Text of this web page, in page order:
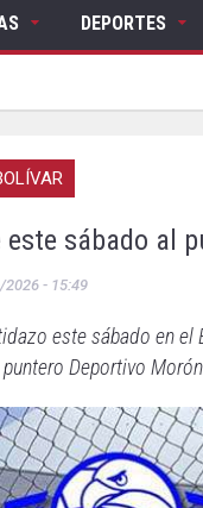
DEPORTES
este sábado al
2026 - 15:49
este sábado en
Deportivo Morón.